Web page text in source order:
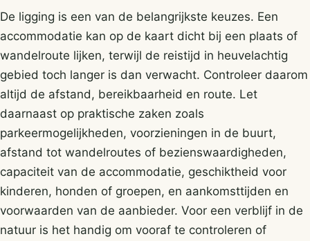
De ligging is een van de belangrijkste keuzes. Een
accommodatie kan op de kaart dicht bij een plaats of
wandelroute lijken, terwijl de reistijd in heuvelachtig
gebied toch langer is dan verwacht. Controleer daarom
altijd de afstand, bereikbaarheid en route. Let
daarnaast op praktische zaken zoals
parkeermogelijkheden, voorzieningen in de buurt,
afstand tot wandelroutes of bezienswaardigheden,
capaciteit van de accommodatie, geschiktheid voor
kinderen, honden of groepen, en aankomsttijden en
voorwaarden van de aanbieder. Voor een verblijf in de
natuur is het handig om vooraf te controleren of